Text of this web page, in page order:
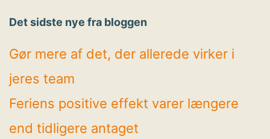
Det sidste nye fra bloggen
Gør mere af det, der allerede virker i
jeres team
Feriens positive effekt varer længere
end tidligere antaget